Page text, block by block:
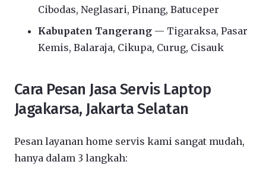
Cibodas, Neglasari, Pinang, Batuceper
Kabupaten Tangerang — Tigaraksa, Pasar
Kemis, Balaraja, Cikupa, Curug, Cisauk
Cara Pesan Jasa Servis Laptop
Jagakarsa, Jakarta Selatan
Pesan layanan home servis kami sangat mudah,
hanya dalam 3 langkah: